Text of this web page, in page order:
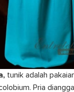
tunik adalah
Pria